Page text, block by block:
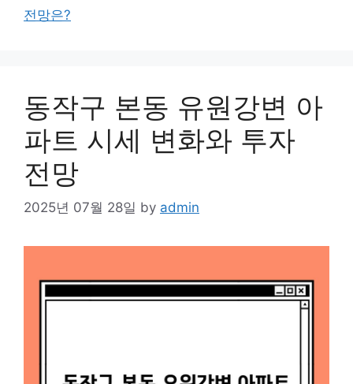
전망은?
동작구 본동 유원강변 아
파트 시세 변화와 투자
전망
2025년 07월 28일 by admin